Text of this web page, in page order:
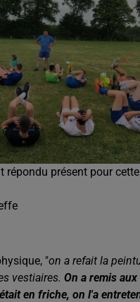
répondu présent pour
"on a refait la
vestiaires. On a remis
en friche, on l'a